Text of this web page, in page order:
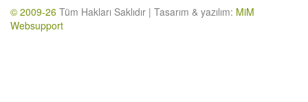
© 2009-26 Tüm Hakları Saklıdır | Tasarım & yazılım: MiM
Websupport